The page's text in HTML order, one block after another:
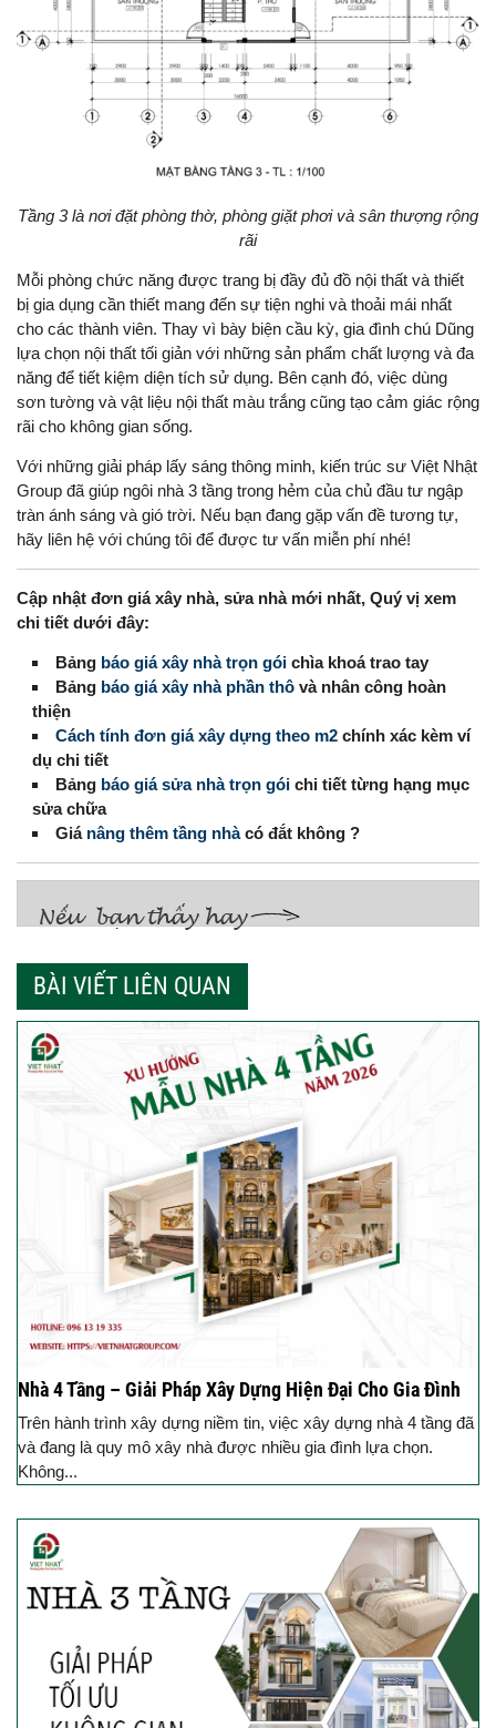
Tầng 3 là nơi đặt phòng thờ, phòng giặt phơi và sân thượng rộng
rãi
Mỗi phòng chức năng được trang bị đầy đủ đồ nội thất và thiết
bị gia dụng cần thiết mang đến sự tiện nghi và thoải mái nhất
cho các thành viên. Thay vì bày biện cầu kỳ, gia đình chú Dũng
lựa chọn nội thất tối giản với những sản phẩm chất lượng và đa
năng để tiết kiệm diện tích sử dụng. Bên cạnh đó, việc dùng
sơn tường và vật liệu nội thất màu trắng cũng tạo cảm giác rộng
rãi cho không gian sống.
Với những giải pháp lấy sáng thông minh, kiến trúc sư Việt Nhật
Group đã giúp ngôi nhà 3 tầng trong hẻm của chủ đầu tư ngập
tràn ánh sáng và gió trời. Nếu bạn đang gặp vấn đề tương tự,
hãy liên hệ với chúng tôi để được tư vấn miễn phí nhé!
Cập nhật đơn giá xây nhà, sửa nhà mới nhất, Quý vị xem
chi tiết dưới đây:
Bảng báo giá xây nhà trọn gói chìa khoá trao tay
Bảng báo giá xây nhà phần thô và nhân công hoàn
thiện
Cách tính đơn giá xây dựng theo m2 chính xác kèm ví
dụ chi tiết
Bảng báo giá sửa nhà trọn gói chi tiết từng hạng mục
sửa chữa
Giá nâng thêm tầng nhàcó đắt không ?
BÀI VIẾT LIÊN QUAN
Nhà 4 Tầng – Giải Pháp Xây Dựng Hiện Đại Cho Gia Đình
Trên hành trình xây dựng niềm tin, việc xây dựng nhà 4 tầng đã
và đang là quy mô xây nhà được nhiều gia đình lựa chọn.
Không...